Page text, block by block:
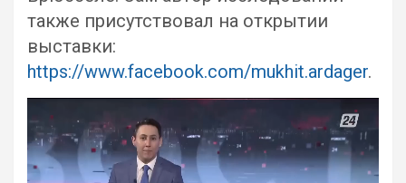
также присутствовал на открытии
выставки:
https://www.facebook.com/mukhit.ardager.